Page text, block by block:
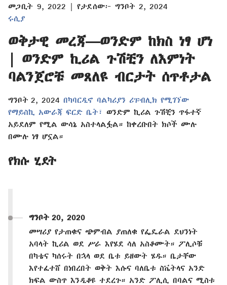
መጋቢት 9, 2022 | የታደሰው፦ ግንቦት 2, 2024
ሩሲያ
ወቅታዊ መረጃ—ወንድም ከክስ ነፃ ሆነ
| ወንድም ኪሪል ጉሽቺን ለእምነት
ባልንጀሮቹ መጸለዩ ብርታት ሰጥቶታል
ግንቦት 2, 2024 በካባርዲኖ ባልካሪያን ሪፑብሊክ የሚገኘው
የማይስኪ አውራጃ ፍርድ ቤት፣
ወንድም ኪሪል ጉሽቺን ጥፋተኛ
አይደለም የሚል ውሳኔ አስተላልፏል። ከቀረቡበት ክሶች ሙሉ
በሙሉ ነፃ ሆኗል።
የክሱ ሂደት
ግንቦት 20, 2020
መሣሪያ የታጠቁና ጭምብል ያጠለቁ የፌዴራል ደህንነት
አባላት ኪሪል ወደ ሥራ እየሄደ ሳለ አስቆሙት። ፖሊሶቹ
በካቴና ካሰሩት በኋላ ወደ ቤቱ ይዘውት ሄዱ። ቤታቸው
እየተፈተሸ በነበረበት ወቅት እሱና ባለቤቱ ስቬትላና አንድ
ክፍል ውስጥ እንዲቆዩ ተደረጉ። አንድ ፖሊሲ በባልና ሚስቱ